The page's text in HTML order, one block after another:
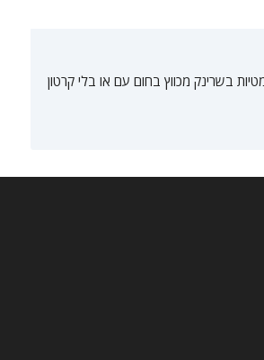
בשרינק מכווץ בחום עם או בלי קרטון